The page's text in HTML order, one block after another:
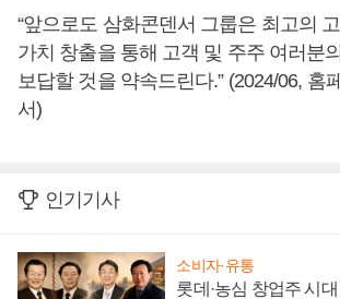
“앞으로도 삼화콘덴서 그룹은 최고의
가치 창출을 통해 고객 및 주주 여러분
보답할 것을 약속드린다.” (2024/06, 홈
서)
인기기사
소비자·유통
롯데·농심 창업주 시